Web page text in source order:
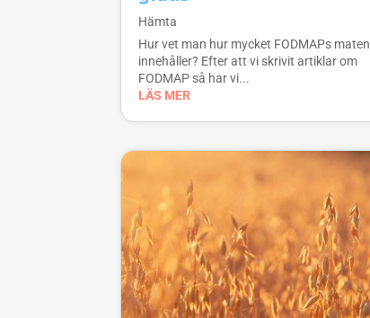
Hämta
Hur vet man hur mycket FODMAPs maten
innehåller? Efter att vi skrivit artiklar om
FODMAP så har vi...
LÄS MER